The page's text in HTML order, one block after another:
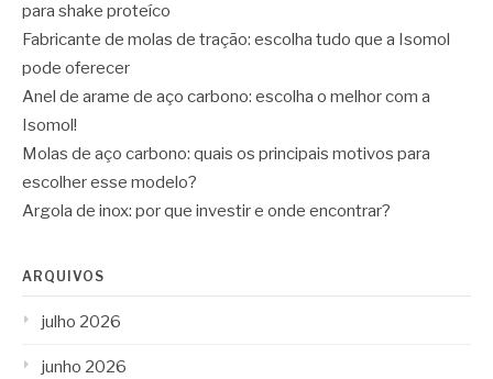
para shake proteíco
Fabricante de molas de tração: escolha tudo que a Isomol
pode oferecer
Anel de arame de aço carbono: escolha o melhor com a
Isomol!
Molas de aço carbono: quais os principais motivos para
escolher esse modelo?
Argola de inox: por que investir e onde encontrar?
ARQUIVOS
julho 2026
junho 2026